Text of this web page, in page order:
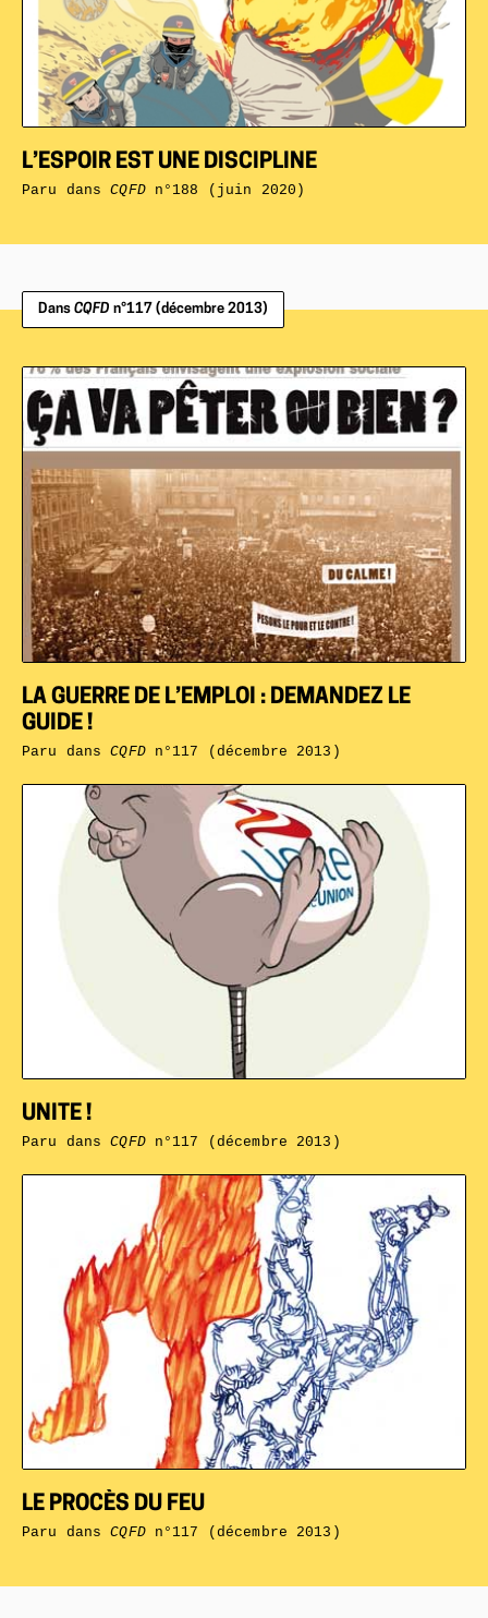
L’ESPOIR EST UNE DISCIPLINE
Paru dansCQFDn°188 (juin 2020)
Dans CQFD n°117 (décembre 2013)
LE PROCÈS DU FEU
Paru dansCQFDn°117 (décembre 2013)
UNITE !
Paru dansCQFDn°117 (décembre 2013)
LA GUERRE DE L’EMPLOI : DEMANDEZ LE
GUIDE !
Paru dansCQFDn°117 (décembre 2013)